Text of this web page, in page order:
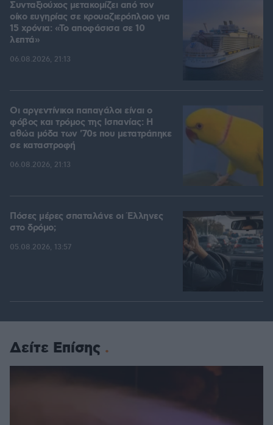
Συνταξιούχος μετακομίζει από τον
οίκο ευγηρίας σε κρουαζιερόπλοιο για
15 χρόνια: «Το αποφάσισα σε 10
λεπτά»
06.08.2026, 21:13
Οι αργεντίνικοι παπαγάλοι είναι ο
φόβος και τρόμος της Ισπανίας: Η
αθώα μόδα των '70s που μετατράπηκε
σε καταστροφή
06.08.2026, 21:13
Πόσες μέρες σπαταλάνε οι Έλληνες
στο δρόμο;
05.08.2026, 13:57
Δείτε Επίσης